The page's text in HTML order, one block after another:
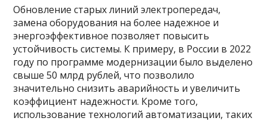
Обновление старых линий электропередач,
замена оборудования на более надежное и
энергоэффективное позволяет повысить
устойчивость системы. К примеру, в России в 2022
году по программе модернизации было выделено
свыше 50 млрд рублей, что позволило
значительно снизить аварийность и увеличить
коэффициент надежности. Кроме того,
использование технологий автоматизации, таких